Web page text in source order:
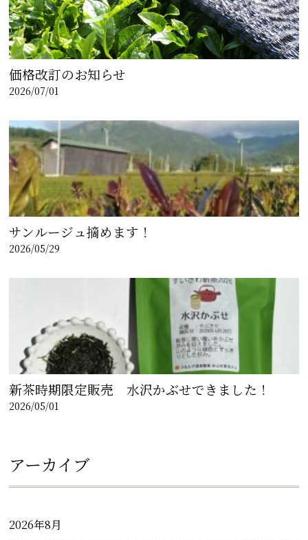
価格改訂のお知らせ
2026/07/01
サンルージュ摘めます！
2026/05/29
新茶時期限定販売 水沢かぶせできました！
2026/05/01
アーカイブ
2026年8月